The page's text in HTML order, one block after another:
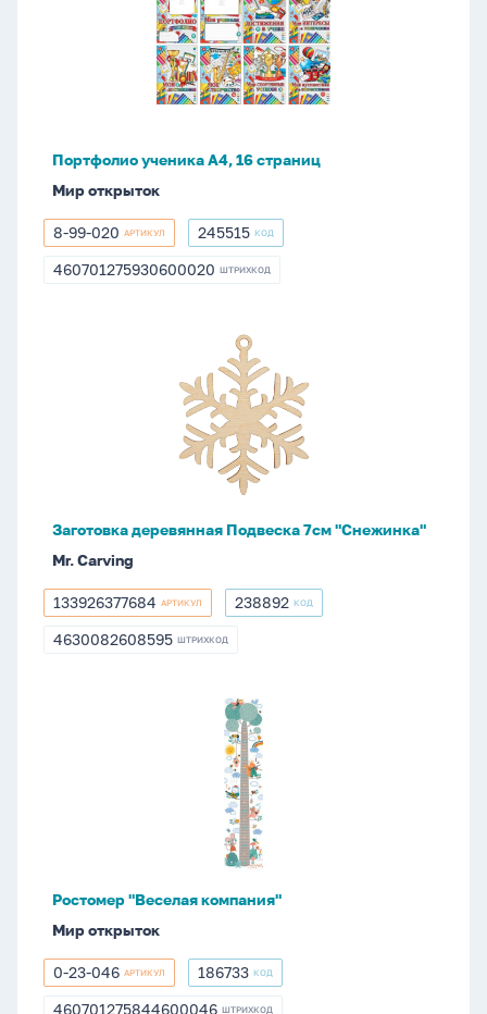
Портфолио ученика А4, 16 страниц
Мир открыток
8-
99-
8-99-020 АРТИКУЛ 245515
245515 КОД
460701275930600020
460701275930600020 ШТРИХКОД
Заготовка деревянная Подвеска 7см "Снежинка"
Mr. Carving
133926377684
133926377684 АРТИКУЛ 238892
238892 КОД
4630082608595
4630082608595 ШТРИХКОД
Ростомер "Веселая компания"
Мир открыток
0-
23-
0-23-046 АРТИКУЛ 186733
186733 КОД
460701275844600046 ШТРИХКОД